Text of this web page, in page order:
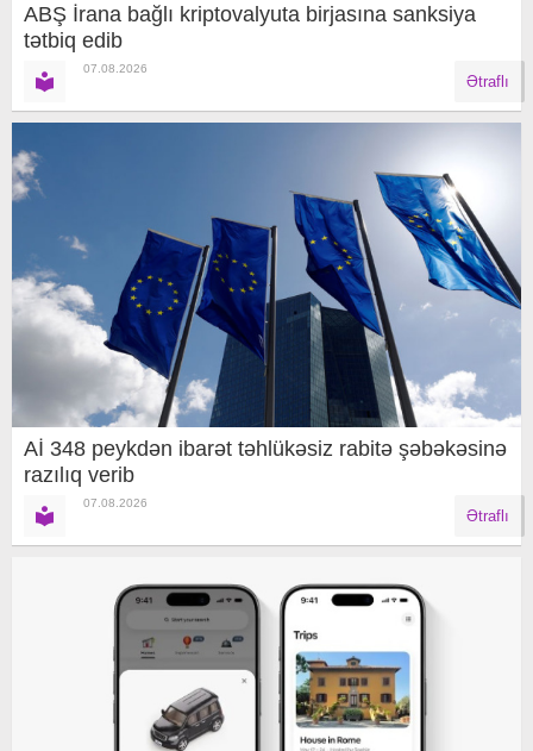
ABŞ İrana bağlı kriptovalyuta birjasına sanksiya
tətbiq edib
07.08.2026
Ətraflı
Aİ 348 peykdən ibarət təhlükəsiz rabitə şəbəkəsinə
razılıq verib
07.08.2026
Ətraflı